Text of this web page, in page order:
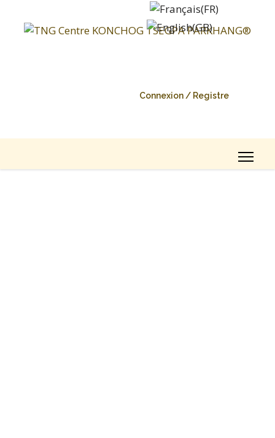
Connexion / Registre